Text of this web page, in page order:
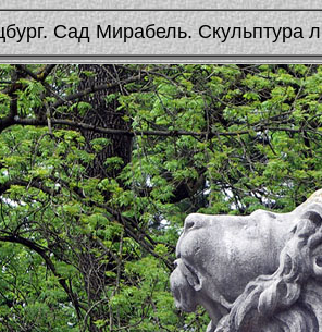
Сад Мирабель. Скульптура